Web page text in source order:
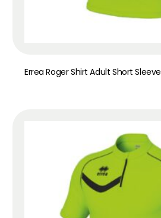
Errea Roger Shirt Adult Short Sleeve